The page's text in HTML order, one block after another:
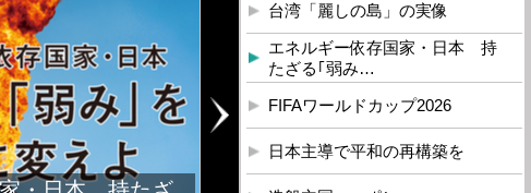
台湾「麗しの島」の実像
エネルギー依存国家・日本 持
たざる｢弱み…
FIFAワールドカップ2026
日本主導で平和の再構築を